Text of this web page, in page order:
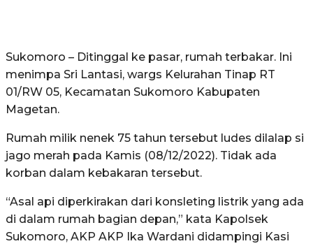
Sukomoro – Ditinggal ke pasar, rumah terbakar. Ini
menimpa Sri Lantasi, wargs Kelurahan Tinap RT
01/RW 05, Kecamatan Sukomoro Kabupaten
Magetan.
Rumah milik nenek 75 tahun tersebut ludes dilalap si
jago merah pada Kamis (08/12/2022). Tidak ada
korban dalam kebakaran tersebut.
“Asal api diperkirakan dari konsleting listrik yang ada
di dalam rumah bagian depan,” kata Kapolsek
Sukomoro, AKP AKP Ika Wardani didampingi Kasi